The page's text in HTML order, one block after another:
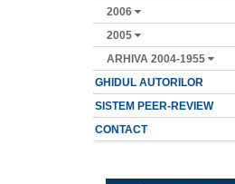
2006
2005
ARHIVA 2004-1955
GHIDUL AUTORILOR
SISTEM PEER-REVIEW
CONTACT